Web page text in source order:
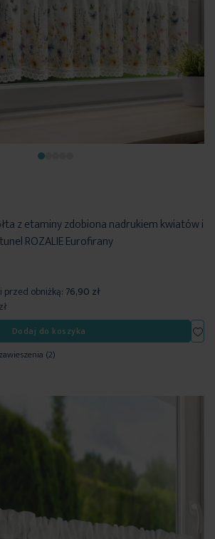
z etaminy zdobiona nadrukiem kwiatów i
ROZALIE Eurofirany
przed obniżką: 76,90 zł
Dodaj do koszyka
(2)